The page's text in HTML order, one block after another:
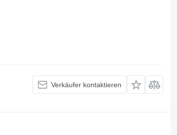
Verkäufer kontaktieren